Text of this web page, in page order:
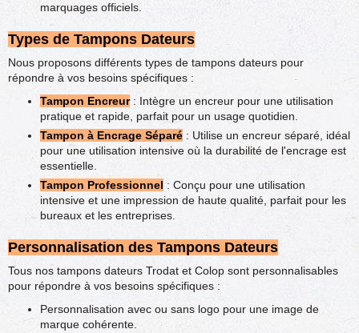
marquages officiels.
Types de Tampons Dateurs
Nous proposons différents types de tampons dateurs pour
répondre à vos besoins spécifiques :
Tampon Encreur: Intègre un encreur pour une utilisation
pratique et rapide, parfait pour un usage quotidien.
Tampon à Encrage Séparé : Utilise un encreur séparé, idéal
pour une utilisation intensive où la durabilité de l'encrage est
essentielle.
Tampon Professionnel : Conçu pour une utilisation
intensive et une impression de haute qualité, parfait pour les
bureaux et les entreprises.
Personnalisation des Tampons Dateurs
Tous nos tampons dateurs Trodat et Colop sont personnalisables
pour répondre à vos besoins spécifiques :
Personnalisation avec ou sans logo pour une image de
marque cohérente.